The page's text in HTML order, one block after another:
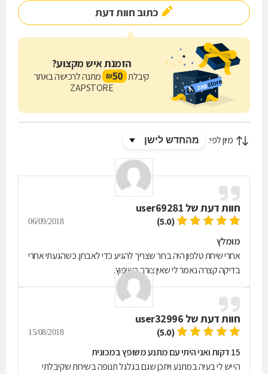
כתוב חוות דעת
הזמנת איש מקצוע?
קיבלת 50
₪ מתנה לרכישה באתר
ZAPSTORE
מיון לפי:
חוות דעת של user69281
(5.0)
06/09/2018
מומלץ
אחרי שיחת טלפון היה ברור שצריך להגיע כדי לאבחן. כשהגעתי אחרי
בדיקה קצרה נאמר לי שאין צורך בשיפוץ.
חוות דעת של user32996
(5.0)
15/08/2018
15 דקות ואני היתי עם מתנע משופץ במכונית
הי יש לי בעיה במתנע ויתכן שגם בגלגל תנופה בשירות שקיבלתי